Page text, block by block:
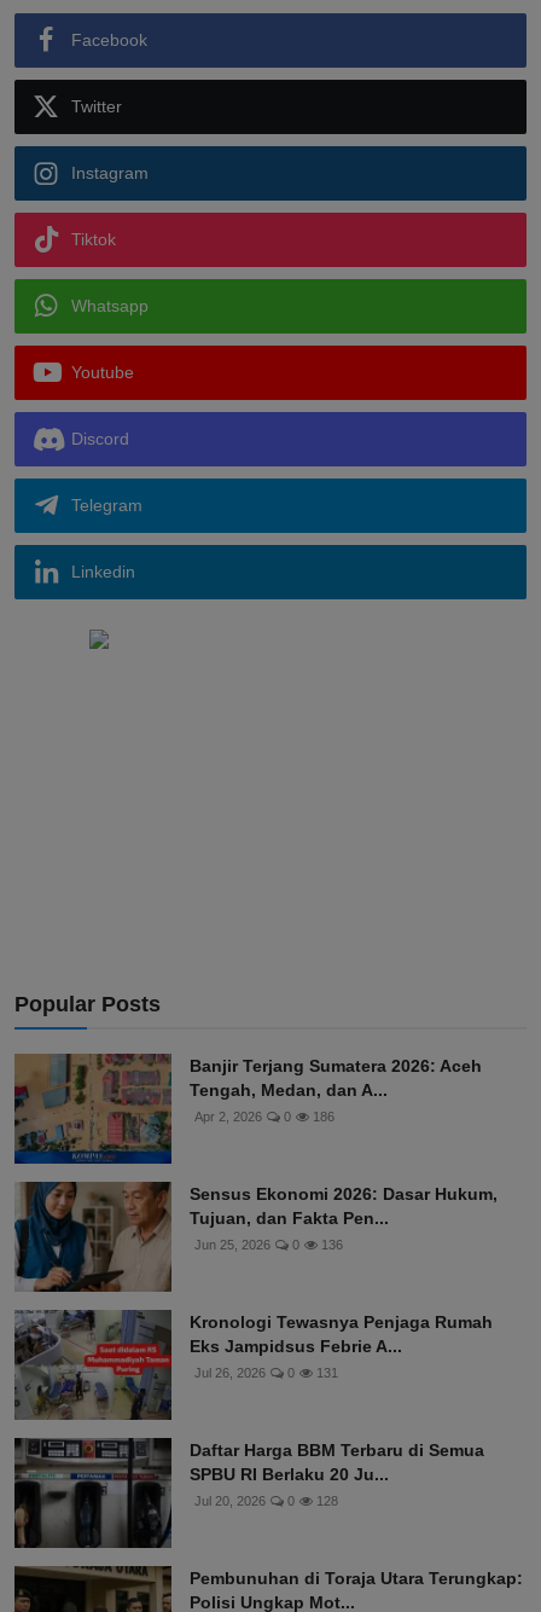
Facebook
Twitter
Instagram
Tiktok
Whatsapp
Youtube
Discord
Telegram
Linkedin
Popular Posts
Banjir Terjang Sumatera 2026: Aceh
Tengah, Medan, dan A...
Apr 2, 2026 0 186
Sensus Ekonomi 2026: Dasar Hukum,
Tujuan, dan Fakta Pen...
Jun 25, 2026 0 136
Kronologi Tewasnya Penjaga Rumah
Eks Jampidsus Febrie A...
Jul 26, 2026 0 131
Daftar Harga BBM Terbaru di Semua
SPBU RI Berlaku 20 Ju...
Jul 20, 2026 0 128
Pembunuhan di Toraja Utara Terungkap:
Polisi Ungkap Mot...